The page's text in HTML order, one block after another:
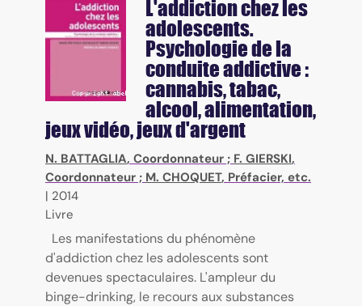
L'addiction chez les
adolescents.
Psychologie de la
conduite addictive :
cannabis, tabac,
alcool, alimentation,
jeux vidéo, jeux d'argent
N. BATTAGLIA, Coordonnateur ; F. GIERSKI,
Coordonnateur ; M. CHOQUET, Préfacier, etc.
| 2014
Livre
Les manifestations du phénomène
d'addiction chez les adolescents sont
devenues spectaculaires. L'ampleur du
binge-drinking, le recours aux substances